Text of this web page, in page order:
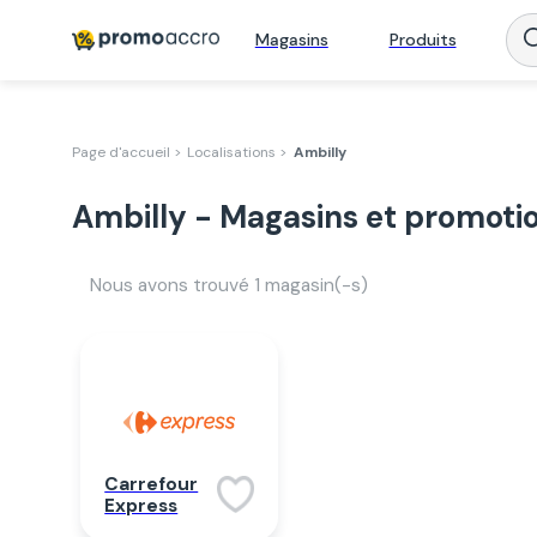
Magasins Produits
Page d'accueil > Localisations > Ambilly
Ambilly - Magasins et
Nous avons trouvé 1 magasin(-s)
Carrefour
Express